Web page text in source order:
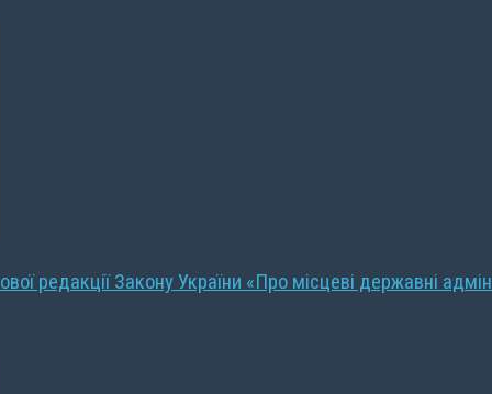
редакції Закону України «Про місцеві державні